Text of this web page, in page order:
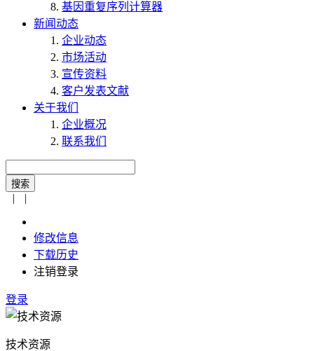
基因重复序列计算器
新闻动态
企业动态
市场活动
宣传资料
客户发表文献
关于我们
企业概况
联系我们
搜索
| |
修改信息
下载历史
注销登录
登录
技术资源